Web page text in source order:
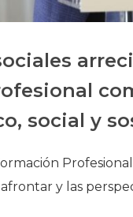
social y
y las